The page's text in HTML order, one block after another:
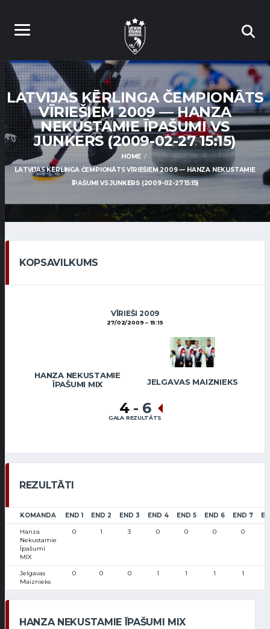
LATVIJAS KĒRLINGA ČEMPIONĀTS
VĪRIEŠIEM 2009 — HANZA
NEKUSTAMIE ĪPAŠUMI VS
JUNKERS (2009-02-27 15:15)
HOME
LATVIJAS KĒRLINGA ČEMPIONĀTS VĪRIEŠIEM 2009 — HANZA NEKUSTAMIE
ĪPAŠUMI VS JUNKERS (2009-02-27 15:15)
KOPSAVILKUMS
VĪRIEŠI 2009
27/02/2009 15:15
HANZA NEKUSTAMIE
ĪPAŠUMI MIX
JELGAVAS MAIZNIEKS
4 - 6
GALA REZULTĀTS
REZULTĀTI
KOMANDA END 1 END 2 END 3 END 4 END 5 END 6 END 7
Hanza
Nekustamie
Īpašumi
MIX
0 1 3 0 0 0 0
Jelgavas
Maiznieks
0 0 0 1 1 1 1
HANZA NEKUSTAMIE ĪPAŠUMI MIX